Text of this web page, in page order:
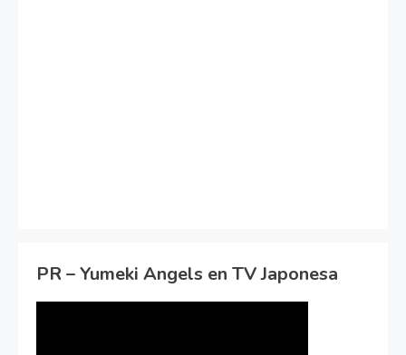
PR – Yumeki Angels en TV Japonesa